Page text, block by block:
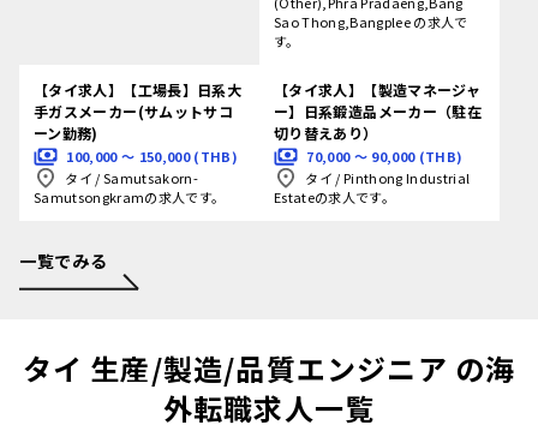
Sao Thong,Bangplee の求人で
す。
【タイ求人】【工場長】日系大
手ガスメーカー(サムットサコ
ーン勤務)
100,000 〜 150,000 (THB)
タイ /Samutsakorn-
Samutsongkramの求人です。
【タイ求人】【製造マネージャ
ー】日系鍛造品メーカー（駐在
切り替えあり）
70,000 〜 90,000 (THB)
タイ /Pinthong Industrial
Estateの求人です。
一覧でみる
タイ 生産/製造/品質エンジニア の海
外転職求人一覧